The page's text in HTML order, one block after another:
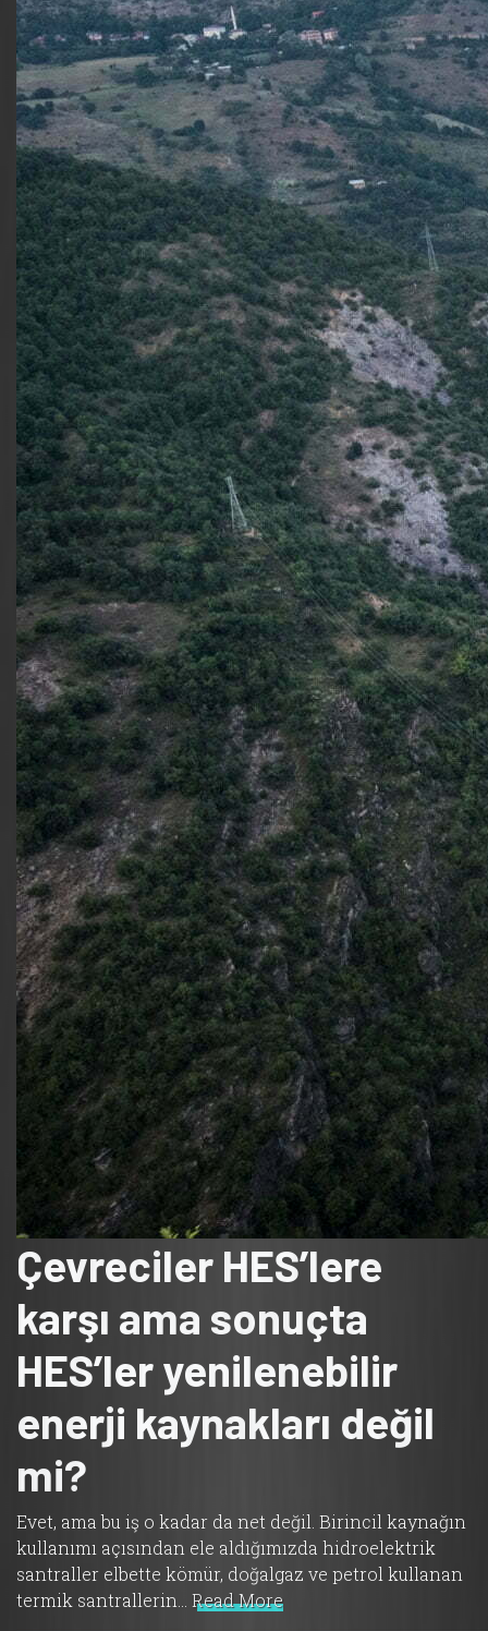
Çevreciler HES’lere
karşı ama sonuçta
HES’ler yenilenebilir
enerji kaynakları değil
mi?
Evet, ama bu iş o kadar da net değil. Birincil kaynağın
kullanımı açısından ele aldığımızda hidroelektrik
santraller elbette kömür, doğalgaz ve petrol kullanan
termik santrallerin… Read More